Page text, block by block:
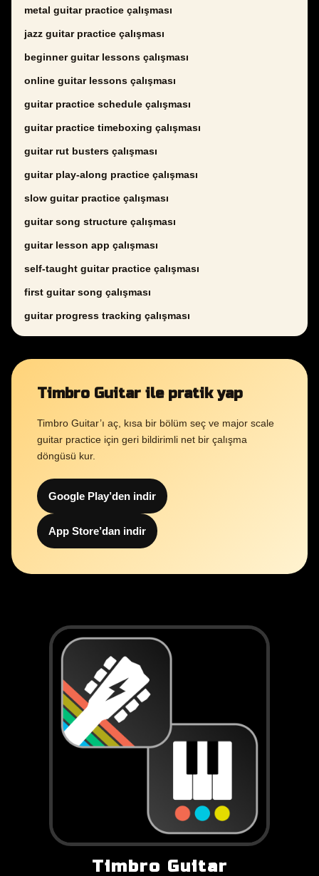
metal guitar practice çalışması
jazz guitar practice çalışması
beginner guitar lessons çalışması
online guitar lessons çalışması
guitar practice schedule çalışması
guitar practice timeboxing çalışması
guitar rut busters çalışması
guitar play-along practice çalışması
slow guitar practice çalışması
guitar song structure çalışması
guitar lesson app çalışması
self-taught guitar practice çalışması
first guitar song çalışması
guitar progress tracking çalışması
Timbro Guitar ile pratik yap
Timbro Guitar’ı aç, kısa bir bölüm seç ve major scale
guitar practice için geri bildirimli net bir çalışma
döngüsü kur.
Google Play’den indir
App Store’dan indir
Timbro Guitar